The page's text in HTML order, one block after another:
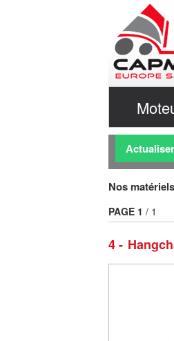
Actualiser
Nos matériels
4
PAGE 1 / 1